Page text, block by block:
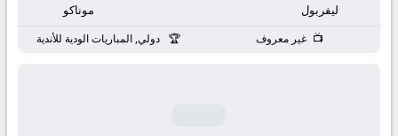
ليفربول موناكو
غير معروف دولي, المباريات الودية للأندية